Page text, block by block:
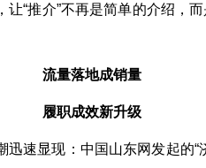
“推介”不再是简单的介绍，
流量落地成销量
履职成效新升级
速显现：中国山东网发起的“